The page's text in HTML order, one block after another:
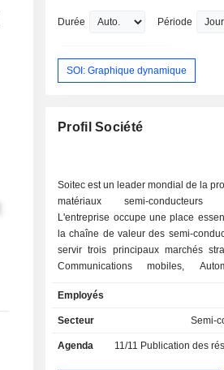
Durée Période
SOI: Graphique dynamique
Profil Société
Soitec est un leader mondial de la
matériaux semi-conducteurs
L'entreprise occupe une place
la chaîne de valeur des semi-
servir trois principaux marchés
Communications mobiles,
brevets, elle mène une stratégie
disruptives pour permettre à ses
performance, efficacité
Employés
Secteur Semi-
Agenda 11/11 Publication des résultats